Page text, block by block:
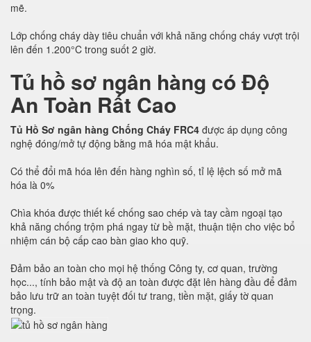
mẽ.
Lớp chống cháy dày tiêu chuẩn với khả năng chống cháy vượt trội
lên đến 1.200°C trong suốt 2 giờ.
Tủ hồ sơ ngân hàng có Độ
An Toàn Rất Cao
Tủ Hồ Sơ ngân hàng Chống Cháy FRC4 được áp dụng công
nghệ đóng/mở tự động bằng mã hóa mật khẩu.
Có thể đổi mã hóa lên đến hàng nghìn số, tỉ lệ lệch số mở mã
hóa là 0%
Chìa khóa được thiết kế chống sao chép và tay cầm ngoại tạo
khả năng chống trộm phá ngay từ bề mặt, thuận tiện cho việc bổ
nhiệm cán bộ cấp cao bàn giao kho quỹ.
Đảm bảo an toàn cho mọi hệ thống Công ty, cơ quan, trường
học..., tính bảo mật và độ an toàn được đặt lên hàng đầu để đảm
bảo lưu trữ an toàn tuyệt đối tư trang, tiền mặt, giấy tờ quan
trọng.